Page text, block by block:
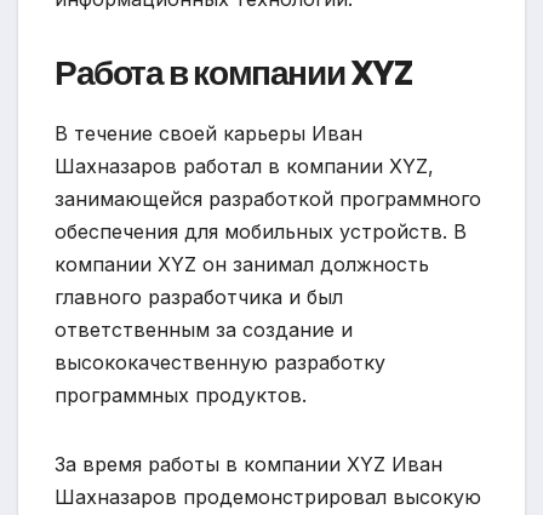
Работа в компании XYZ
В течение своей карьеры Иван
Шахназаров работал в компании XYZ,
занимающейся разработкой программного
обеспечения для мобильных устройств. В
компании XYZ он занимал должность
главного разработчика и был
ответственным за создание и
высококачественную разработку
программных продуктов.
За время работы в компании XYZ Иван
Шахназаров продемонстрировал высокую